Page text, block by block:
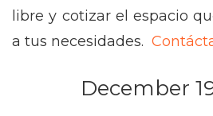
libre y cotizar el espacio
a tus necesidades.
December